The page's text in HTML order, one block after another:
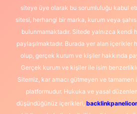
siteye üye olarak bu sorumluluğu kabul
sitesi, herhangi bir marka, kurum veya
bulunmamaktadır. Sitede yalnızca kendi
paylaşılmaktadır. Burada yer alan içerikler
olup, gerçek kurum ve kişiler hakkında
Gerçek kurum ve kişiler ile isim
Sitemiz, kar amacı gütmeyen ve tamamen
platformudur. Hukuka ve yasal
düşündüğünüz içerikleri,